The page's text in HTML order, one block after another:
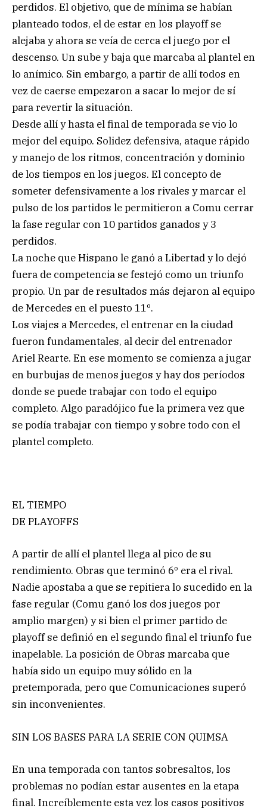
perdidos. El objetivo, que de mínima se habían
planteado todos, el de estar en los playoff se
alejaba y ahora se veía de cerca el juego por el
descenso. Un sube y baja que marcaba al plantel en
lo anímico. Sin embargo, a partir de allí todos en
vez de caerse empezaron a sacar lo mejor de sí
para revertir la situación.
Desde allí y hasta el final de temporada se vio lo
mejor del equipo. Solidez defensiva, ataque rápido
y manejo de los ritmos, concentración y dominio
de los tiempos en los juegos. El concepto de
someter defensivamente a los rivales y marcar el
pulso de los partidos le permitieron a Comu cerrar
la fase regular con 10 partidos ganados y 3
perdidos.
La noche que Hispano le ganó a Libertad y lo dejó
fuera de competencia se festejó como un triunfo
propio. Un par de resultados más dejaron al equipo
de Mercedes en el puesto 11º.
Los viajes a Mercedes, el entrenar en la ciudad
fueron fundamentales, al decir del entrenador
Ariel Rearte. En ese momento se comienza a jugar
en burbujas de menos juegos y hay dos períodos
donde se puede trabajar con todo el equipo
completo. Algo paradójico fue la primera vez que
se podía trabajar con tiempo y sobre todo con el
plantel completo.
EL TIEMPO
DE PLAYOFFS
A partir de allí el plantel llega al pico de su
rendimiento. Obras que terminó 6º era el rival.
Nadie apostaba a que se repitiera lo sucedido en la
fase regular (Comu ganó los dos juegos por
amplio margen) y si bien el primer partido de
playoff se definió en el segundo final el triunfo fue
inapelable. La posición de Obras marcaba que
había sido un equipo muy sólido en la
pretemporada, pero que Comunicaciones superó
sin inconvenientes.
SIN LOS BASES PARA LA SERIE CON QUIMSA
En una temporada con tantos sobresaltos, los
problemas no podían estar ausentes en la etapa
final. Increíblemente esta vez los casos positivos